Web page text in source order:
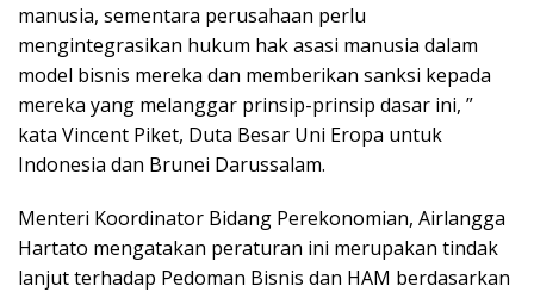
manusia, sementara perusahaan perlu
mengintegrasikan hukum hak asasi manusia dalam
model bisnis mereka dan memberikan sanksi kepada
mereka yang melanggar prinsip-prinsip dasar ini, ”
kata Vincent Piket, Duta Besar Uni Eropa untuk
Indonesia dan Brunei Darussalam.
Menteri Koordinator Bidang Perekonomian, Airlangga
Hartato mengatakan peraturan ini merupakan tindak
lanjut terhadap Pedoman Bisnis dan HAM berdasarkan